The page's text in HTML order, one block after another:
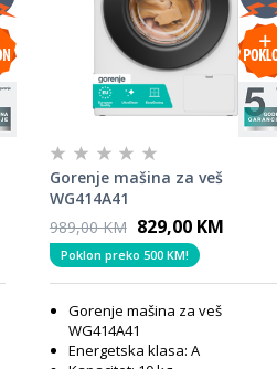
Gorenje mašina za veš
WG414A41
989,00 KM 829,00 KM
Poklon preko 500 KM!
Gorenje mašina za veš
WG414A41
Energetska klasa: A